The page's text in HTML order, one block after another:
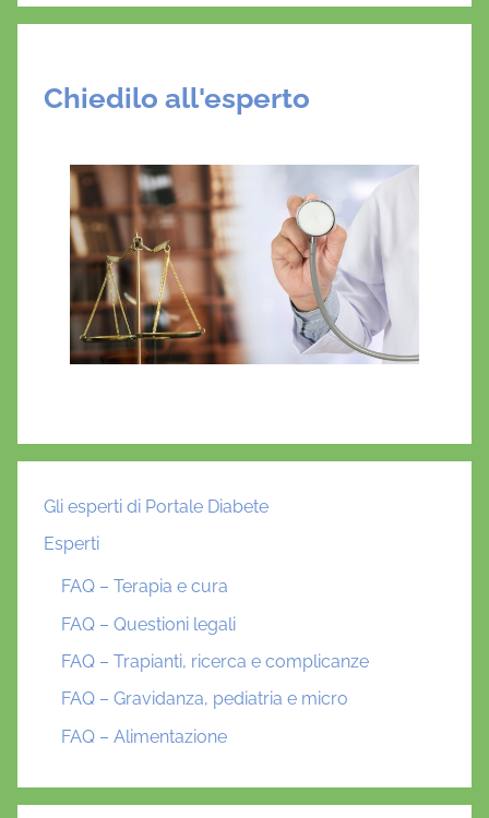
T
Chiedilo all'esperto
Gli esperti di Portale Diabete
Esperti
FAQ – Terapia e cura
FAQ – Questioni legali
FAQ – Trapianti, ricerca e complicanze
FAQ – Gravidanza, pediatria e micro
FAQ – Alimentazione